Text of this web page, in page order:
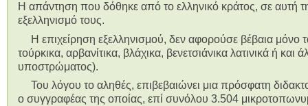
Η απάντηση που δόθηκε από το ελληνικό κράτος, σε αυτή
εξελληνισμό τους.
Η επιχείρηση εξελληνισμού, δεν αφορούσε βέβαια μόνο
τούρκικα, αρβανίτικα, βλάχικα, βενετσιάνικα λατινικά ή
υποστρώματος).
Του λόγου το αληθές, επιβεβαιώνει μια πρόσφατη
ο συγγραφέας της οποίας, επί συνόλου 3.504